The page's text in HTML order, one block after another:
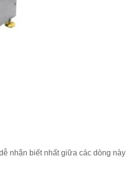
nhận biết nhất giữa các dòng này